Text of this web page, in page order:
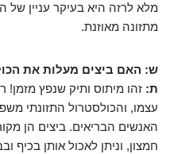
מלא לרזה היא בעיקר עניין של
מתזונה מאוזנת.
ש: האם ביצים מעלות את
ת: זהו מיתוס ותיק שנפץ מזמן!
עצמו, והכולסטרול התזונתי
האנשים הבריאים. ביצים הן מקור
חמצון, וניתן לאכול אותן בכיף